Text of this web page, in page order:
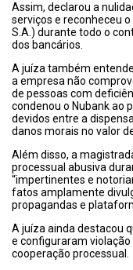
Assim, declarou a
serviços e reconheceu
S.A.) durante todo o
dos bancários.
A juíza também
a empresa não
de pessoas com
condenou o Nubank ao
devidos entre a
danos morais no valor de
Além disso, a
processual abusiva
“impertinentes e
fatos amplamente
propagandas e
A juíza ainda destacou
e configuraram
cooperação processual.